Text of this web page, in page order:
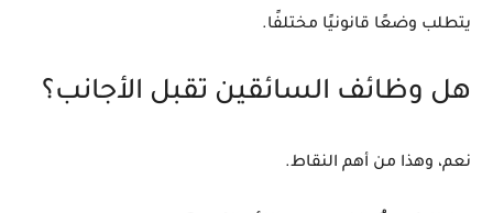
يتطلب وضعًا قانونيًا مختلفًا.
هل وظائف السائقين تقبل الأجانب؟
نعم، وهذا من أهم النقاط.